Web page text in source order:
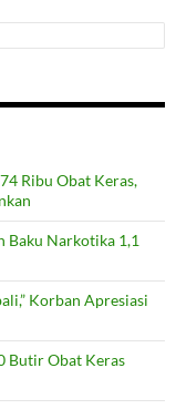
Ribu Obat Keras,
Baku Narkotika 1,1
Korban Apresiasi
Butir Obat Keras